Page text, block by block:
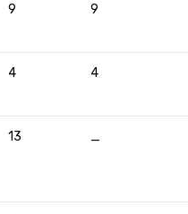
9 9
4 4
13 _